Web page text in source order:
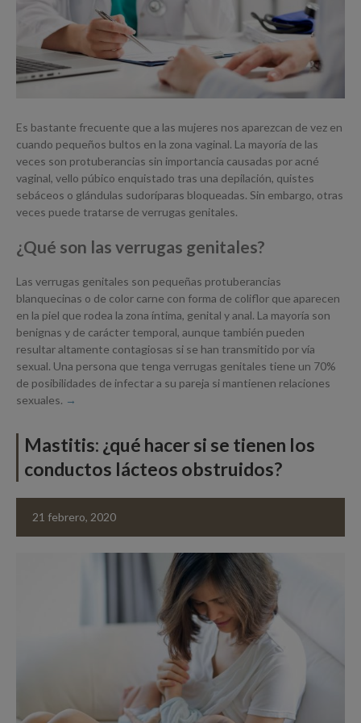
Es bastante frecuente que a las mujeres nos aparezcan de vez en
cuando pequeños bultos en la zona vaginal. La mayoría de las
veces son protuberancias sin importancia causadas por acné
vaginal, vello púbico enquistado tras una depilación, quistes
sebáceos o glándulas sudoríparas bloqueadas. Sin embargo, otras
veces puede tratarse de verrugas genitales.
¿Qué son las verrugas genitales?
Las verrugas genitales son pequeñas protuberancias
blanquecinas o de color carne con forma de coliflor que aparecen
en la piel que rodea la zona íntima, genital y anal. La mayoría son
benignas y de carácter temporal, aunque también pueden
resultar altamente contagiosas si se han transmitido por vía
sexual. Una persona que tenga verrugas genitales tiene un 70%
de posibilidades de infectar a su pareja si mantienen relaciones
sexuales.
Mastitis: ¿qué hacer si se tienen los
conductos lácteos obstruidos?
21 febrero, 2020